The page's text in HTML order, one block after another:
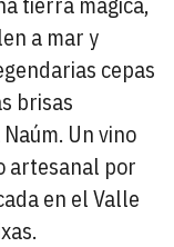
a mar y
cepas
brisas
Un vino
artesanal por
en el Valle